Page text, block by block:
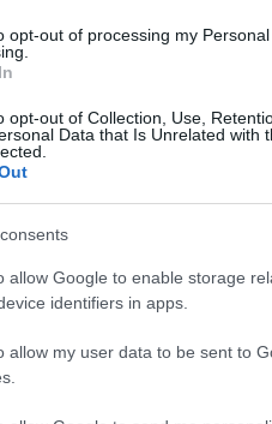
opt-out of processing my
opt-out of Collection, Use,
Data that Is Unrelated with
allow Google to enable storage
identifiers in apps.
allow my user data to be sent to
vagyunk, nem
jellemző,
napjára, hogy
csak aztán
és még a márciusi
mert úgy
kinyilvánítani
gyenge lábakon áll.)